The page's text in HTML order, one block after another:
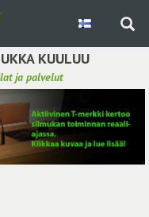
KUULUU
ja palvelut